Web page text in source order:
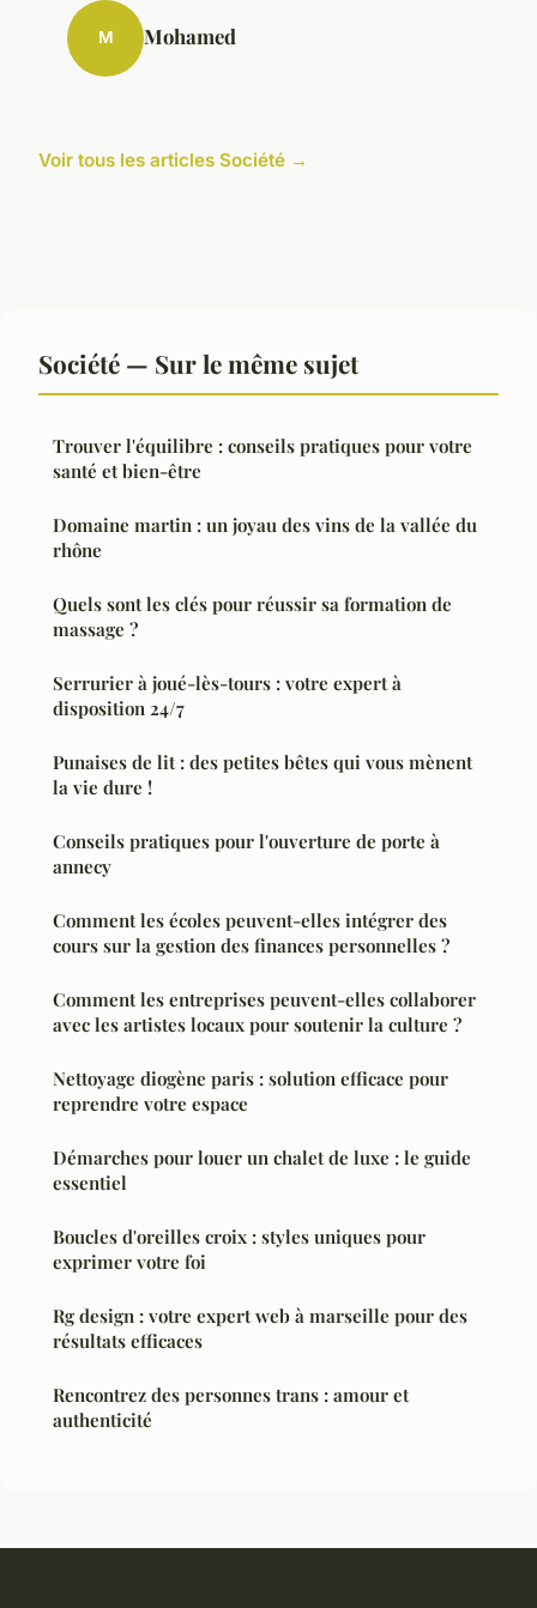
M Mohamed
Voir tous les articles Société →
Société — Sur le même sujet
Trouver l'équilibre : conseils pratiques pour votre
santé et bien-être
Domaine martin : un joyau des vins de la vallée du
rhône
Quels sont les clés pour réussir sa formation de
massage ?
Serrurier à joué-lès-tours : votre expert à
disposition 24/7
Punaises de lit : des petites bêtes qui vous mènent
la vie dure !
Conseils pratiques pour l'ouverture de porte à
annecy
Comment les écoles peuvent-elles intégrer des
cours sur la gestion des finances personnelles ?
Comment les entreprises peuvent-elles collaborer
avec les artistes locaux pour soutenir la culture ?
Nettoyage diogène paris : solution efficace pour
reprendre votre espace
Démarches pour louer un chalet de luxe : le guide
essentiel
Boucles d'oreilles croix : styles uniques pour
exprimer votre foi
Rg design : votre expert web à marseille pour des
résultats efficaces
Rencontrez des personnes trans : amour et
authenticité